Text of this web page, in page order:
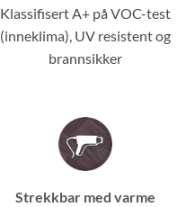
Klassifisert A+ på VOC-test
(inneklima), UV resistent og
brannsikker
Strekkbar med varme